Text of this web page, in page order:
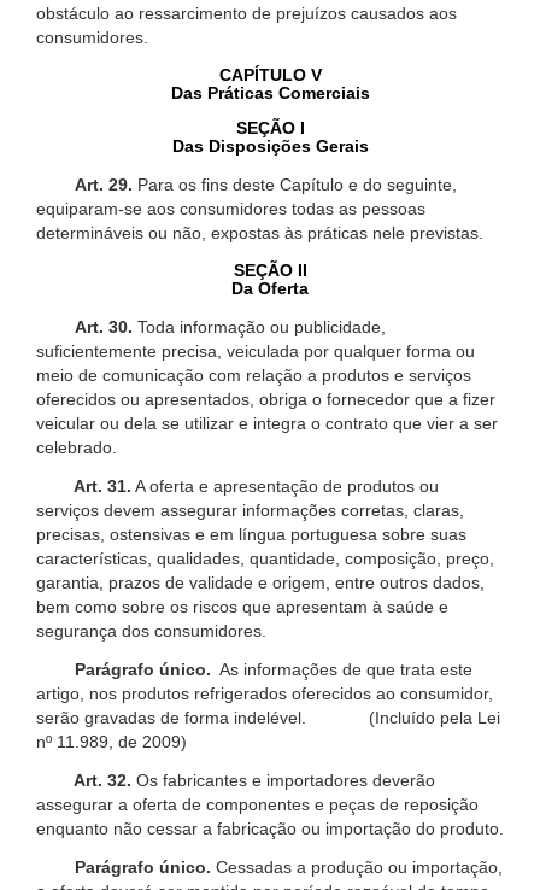
obstáculo ao ressarcimento de prejuízos causados aos
consumidores.
CAPÍTULO V
Das Práticas Comerciais
SEÇÃO I
Das Disposições Gerais
Art. 29. Para os fins deste Capítulo e do seguinte,
equiparam-se aos consumidores todas as pessoas
determináveis ou não, expostas às práticas nele previstas.
SEÇÃO II
Da Oferta
Art. 30. Toda informação ou publicidade,
suficientemente precisa, veiculada por qualquer forma ou
meio de comunicação com relação a produtos e serviços
oferecidos ou apresentados, obriga o fornecedor que a fizer
veicular ou dela se utilizar e integra o contrato que vier a ser
celebrado.
Art. 31. A oferta e apresentação de produtos ou
serviços devem assegurar informações corretas, claras,
precisas, ostensivas e em língua portuguesa sobre suas
características, qualidades, quantidade, composição, preço,
garantia, prazos de validade e origem, entre outros dados,
bem como sobre os riscos que apresentam à saúde e
segurança dos consumidores.
Parágrafo único. As informações de que trata este
artigo, nos produtos refrigerados oferecidos ao consumidor,
serão gravadas de forma indelével. (Incluído pela Lei
nº 11.989, de 2009)
Art. 32. Os fabricantes e importadores deverão
assegurar a oferta de componentes e peças de reposição
enquanto não cessar a fabricação ou importação do produto.
Parágrafo único. Cessadas a produção ou importação,